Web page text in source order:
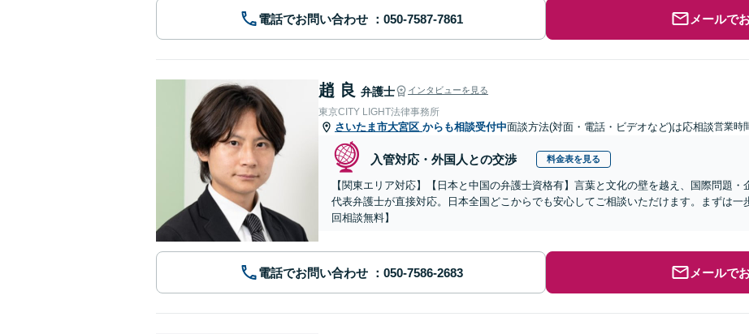
電話でお問い合わせ メールで
趙 良 弁護士 インタビューを見る
東京CITY LIGHT法律事務所
さいたま市大宮区 からも相談受付中面談方法(対面・電話・ビデオなど)は応相談営業時
入管対応・外国人との交渉 料金表を見る
【関東エリア対応】【日本と中国の弁護士資格有】言葉と文化の壁を越え、国際問題
代表弁護士が直接対応。日本全国どこからでも安心してご相談いただけます。まずは一
回相談無料】
電話でお問い合わせ メールで